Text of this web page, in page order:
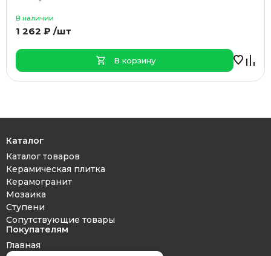
В наличии
1 262 ₽ /шт
В корзину
Каталог
Каталог товаров
Керамическая плитка
Керамогранит
Мозаика
Ступени
Сопутствующие товары
Покупателям
Главная